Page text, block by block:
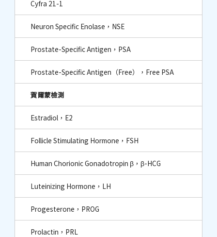
Cyfra 21-1
Neuron Specific Enolase，NSE
Prostate-Specific Antigen，PSA
Prostate-Specific Antigen（Free），Free PSA
賀爾蒙檢測
Estradiol，E2
Follicle Stimulating Hormone，FSH
Human Chorionic Gonadotropin β，β-HCG
Luteinizing Hormone，LH
Progesterone，PROG
Prolactin，PRL